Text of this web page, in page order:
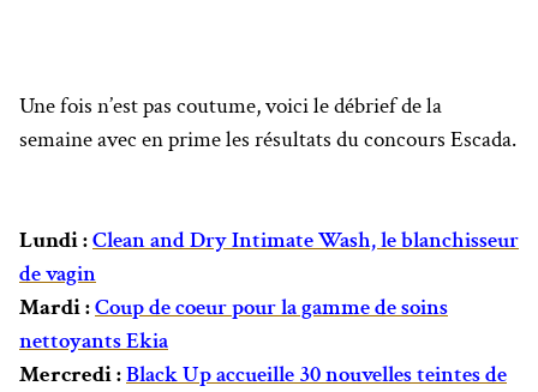
Une fois n’est pas coutume, voici le débrief de la
semaine avec en prime les résultats du concours Escada.
Lundi :Clean and Dry Intimate Wash, le blanchisseur
de vagin
Mardi :Coup de coeur pour la gamme de soins
nettoyants Ekia
Mercredi :Black Up accueille 30 nouvelles teintes de